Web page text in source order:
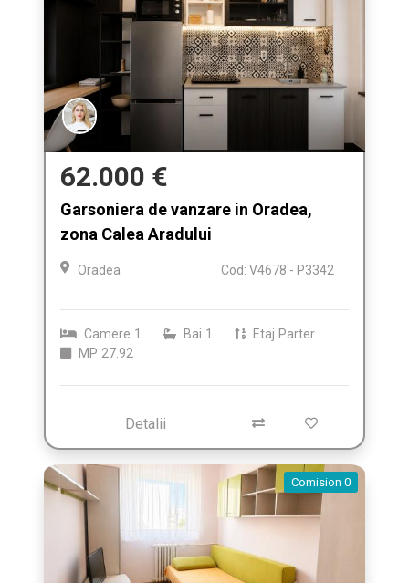
62.000 €
Garsoniera de vanzare in Oradea,
zona Calea Aradului
Oradea Cod: V4678 - P3342
Camere 1 Bai 1 Etaj Parter
MP 27.92
Detalii
Comision 0